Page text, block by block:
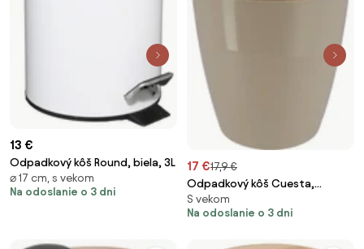
13 €
Odpadkový kôš Round, biela, 3L
⌀ 17 cm, s vekom
Na odoslanie o 3 dni
17 €17,9 €
Odpadkový kôš Cuesta,
béžová, 5,6L
S vekom
Na odoslanie o 3 dni